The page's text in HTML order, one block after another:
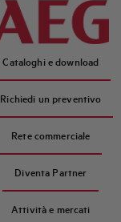
Cataloghi e download
Richiedi un preventivo
Rete commerciale
Diventa Partner
Attività e mercati